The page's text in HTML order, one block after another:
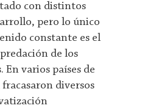
con distintos
pero lo único
constante es el
de los
En varios países de
diversos